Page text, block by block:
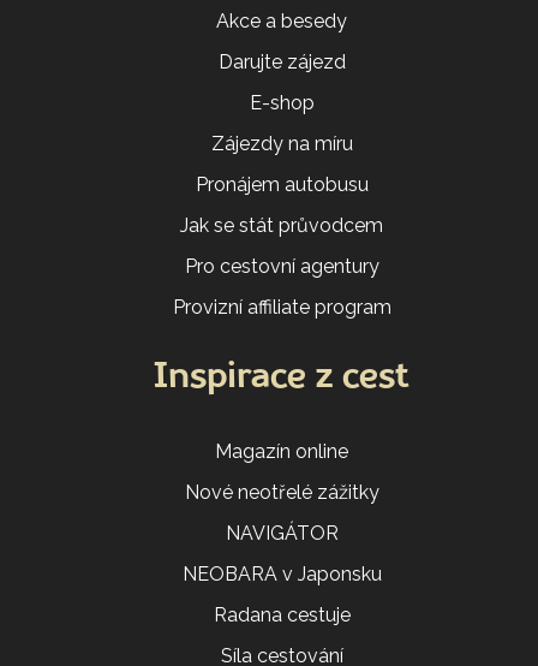
Akce a besedy
Darujte zájezd
E-shop
Zájezdy na míru
Pronájem autobusu
Jak se stát průvodcem
Pro cestovní agentury
Provizní affiliate program
Inspirace z cest
Magazín online
Nové neotřelé zážitky
NAVIGÁTOR
NEOBARA v Japonsku
Radana cestuje
Síla cestování